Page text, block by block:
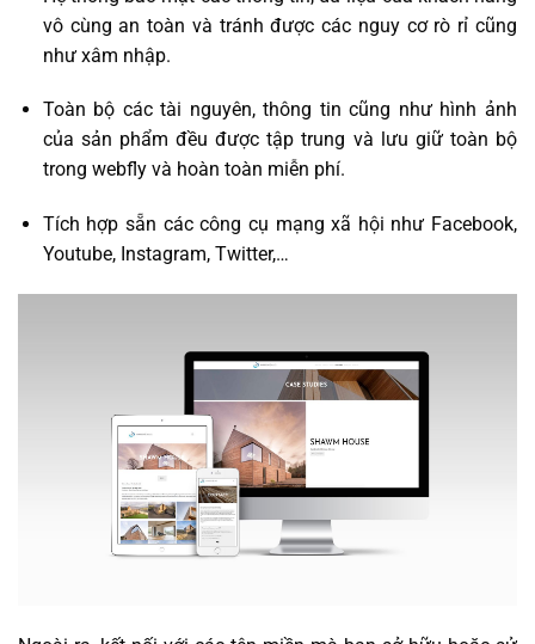
vô cùng an toàn và tránh được các nguy cơ rò rỉ cũng
như xâm nhập.
Toàn bộ các tài nguyên, thông tin cũng như hình ảnh
của sản phẩm đều được tập trung và lưu giữ toàn bộ
trong webfly và hoàn toàn miễn phí.
Tích hợp sẵn các công cụ mạng xã hội như Facebook,
Youtube, Instagram, Twitter,…